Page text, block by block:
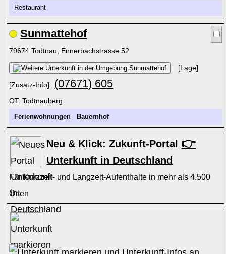
Restaurant
Sunmattehof
79674 Todtnau, Ennerbachstrasse 52
[Lage]
[Zusatz-Info] (07671) 605
OT: Todtnauberg
Ferienwohnungen Bauernhof
Neu & Klick: Zukunft-Portal 👉
Unterkunft in Deutschland
Für Kurzzeit- und Langzeit-Aufenthalte in mehr als 4.500
Orten